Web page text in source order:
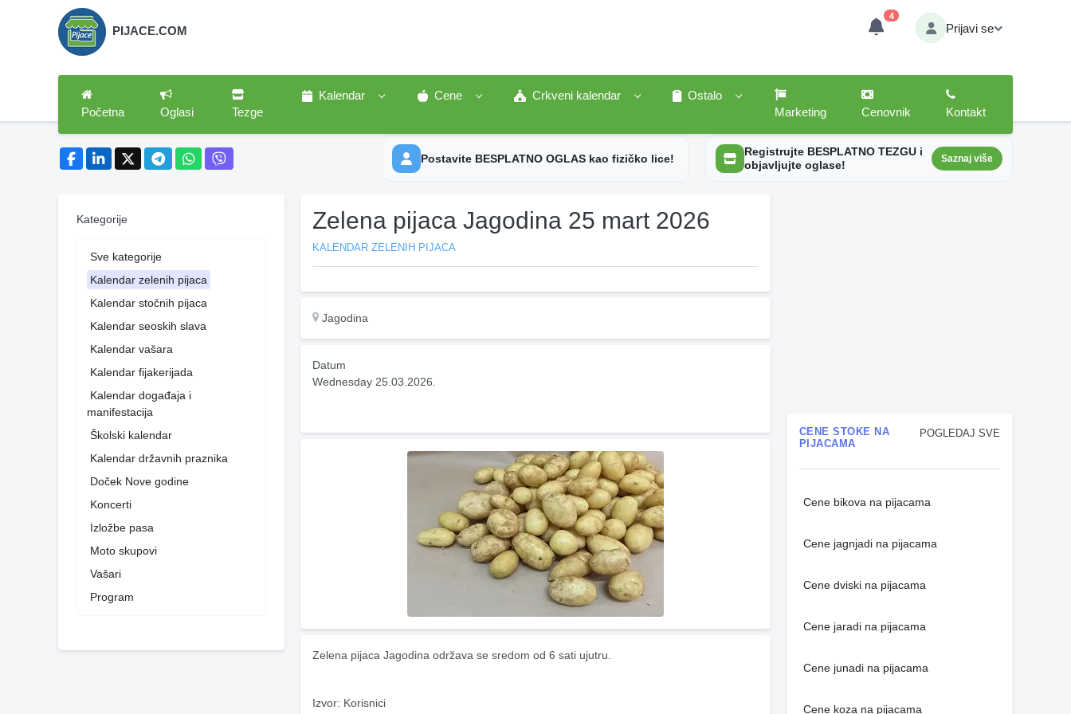
PIJACE.COM
4
Prijavi se
Početna Oglasi Tezge
Kalendar Cene Crkveni kalendar
Ostalo
Marketing
Cenovnik Kontakt
Postavite BESPLATNO OGLAS kao fizičko lice!
Registrujte BESPLATNO TEZGU i
objavljujte oglase!
Saznaj više
Kategorije
Sve kategorije
Kalendar zelenih pijaca
Kalendar stočnih pijaca
Kalendar seoskih slava
Kalendar vašara
Kalendar fijakerijada
Kalendar događaja i
manifestacija
Školski kalendar
Kalendar državnih praznika
Doček Nove godine
Koncerti
Izložbe pasa
Moto skupovi
Vašari
Program
Zelena pijaca Jagodina 25 mart 2026
KALENDAR ZELENIH PIJACA
Jagodina
Datum
Wednesday 25.03.2026.
Zelena pijaca Jagodina održava se sredom od 6 sati ujutru.
Izvor: Korisnici
POGLEDAJ SVE
CENE STOKE NA
PIJACAMA
Cene bikova na pijacama
Cene jagnjadi na pijacama
Cene dviski na pijacama
Cene jaradi na pijacama
Cene junadi na pijacama
Cene koza na pijacama